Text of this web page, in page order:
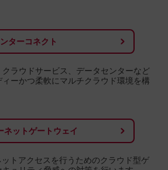
ターコネクト
ラウドサービス、データセンターなど
ーかつ柔軟にマルチクラウド環境を構
ネットゲートウェイ
トアクセスを行うためのクラウド型ゲ